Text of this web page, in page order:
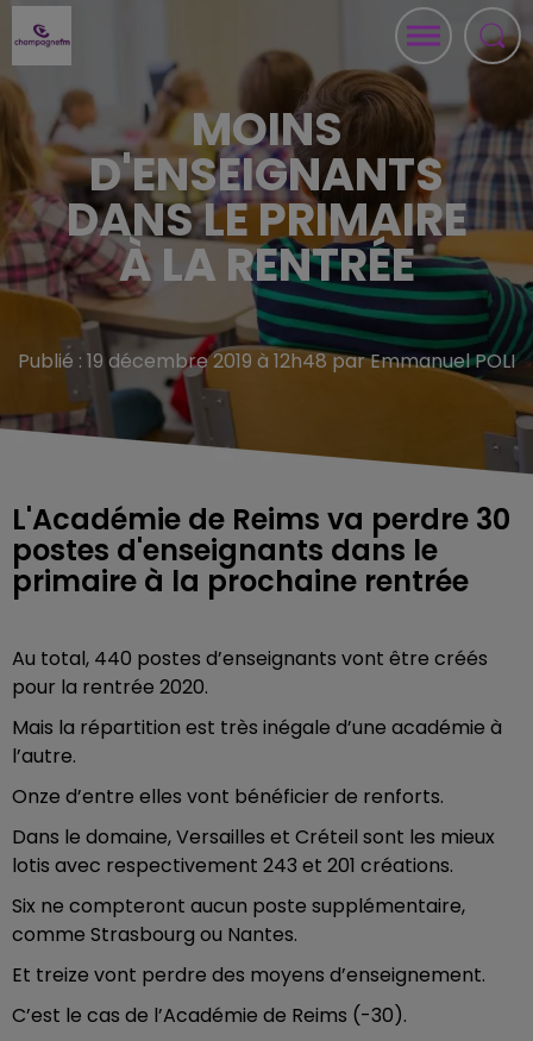
MOINS
D'ENSEIGNANTS
DANS LE PRIMAIRE
À LA RENTRÉE
Publié : 19 décembre 2019 à 12h48 par Emmanuel POLI
L'Académie de Reims va perdre 30
postes d'enseignants dans le
primaire à la prochaine rentrée
Au total, 440 postes d’enseignants vont être créés
pour la rentrée 2020.
Mais la répartition est très inégale d’une académie à
l’autre.
Onze d’entre elles vont bénéficier de renforts.
Dans le domaine, Versailles et Créteil sont les mieux
lotis avec respectivement 243 et 201 créations.
Six ne compteront aucun poste supplémentaire,
comme Strasbourg ou Nantes.
Et treize vont perdre des moyens d’enseignement.
C’est le cas de l’Académie de Reims (-30).